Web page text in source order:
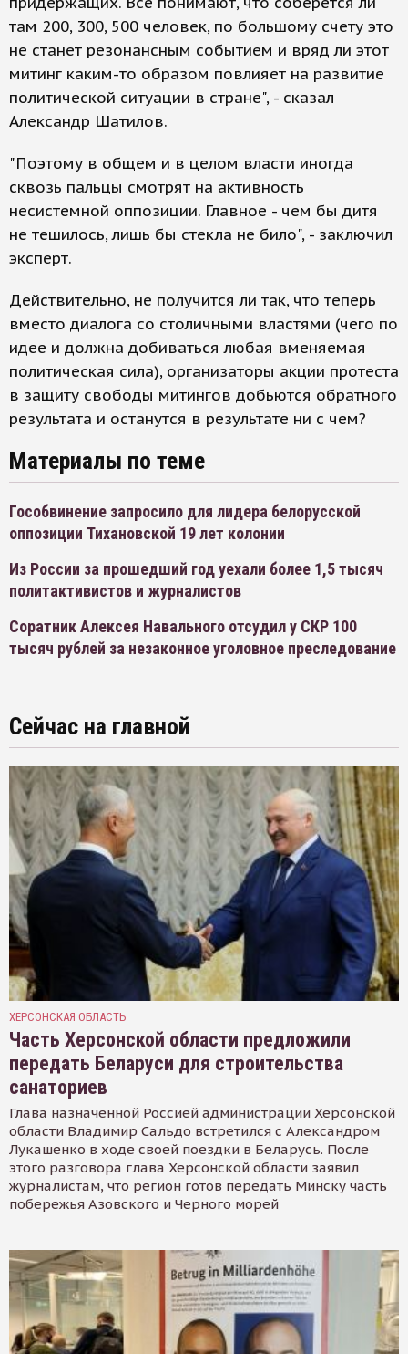
там 200, 300, 500 человек, по большому счету это
не станет резонансным событием и вряд ли этот
митинг каким-то образом повлияет на развитие
политической ситуации в стране", - сказал
Александр Шатилов.
"Поэтому в общем и в целом власти иногда
сквозь пальцы смотрят на активность
несистемной оппозиции. Главное - чем бы дитя
не тешилось, лишь бы стекла не било", - заключил
эксперт.
Действительно, не получится ли так, что теперь
вместо диалога со столичными властями (чего по
идее и должна добиваться любая вменяемая
политическая сила), организаторы акции протеста
в защиту свободы митингов добьются обратного
результата и останутся в результате ни с чем?
Материалы по теме
Гособвинение запросило для лидера белорусской
оппозиции Тихановской 19 лет колонии
Из России за прошедший год уехали более 1,5 тысяч
политактивистов и журналистов
Соратник Алексея Навального отсудил у СКР 100
тысяч рублей за незаконное уголовное преследование
Сейчас на главной
ХЕРСОНСКАЯ ОБЛАСТЬ
Часть Херсонской области предложили
передать Беларуси для строительства
санаториев
Глава назначенной Россией администрации Херсонской
области Владимир Сальдо встретился с Александром
Лукашенко в ходе своей поездки в Беларусь. После
этого разговора глава Херсонской области заявил
журналистам, что регион готов передать Минску часть
побережья Азовского и Черного морей